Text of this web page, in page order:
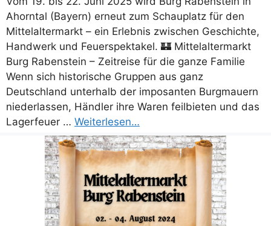
Ahorntal (Bayern) erneut zum Schauplatz für den
Mittelaltermarkt – ein Erlebnis zwischen Geschichte,
Handwerk und Feuerspektakel. 🏰 Mittelaltermarkt
Burg Rabenstein – Zeitreise für die ganze Familie
Wenn sich historische Gruppen aus ganz
Deutschland unterhalb der imposanten Burgmauern
niederlassen, Händler ihre Waren feilbieten und das
Lagerfeuer … Weiterlesen…